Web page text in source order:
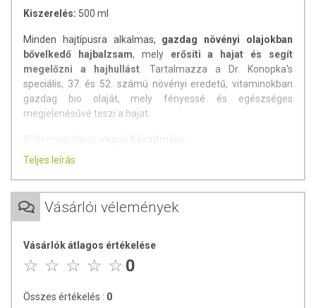
Kiszerelés: 500 ml
Minden hajtípusra alkalmas, gazdag növényi olajokban
bővelkedő hajbalzsam, mely erősíti a hajat és segít
megelőzni a hajhullást . Tartalmazza a Dr. Konopka's
speciális, 37. és 52. számú növényi eredetű, vitaminokban
gazdag bio olaját, mely fényessé és egészséges
megjelenésűvé teszi a hajat.
Dr. Konopka's eredeti, gyógynövényeken alapuló haj- és
bőrápolási receptúrái most a modern technológia
segítségével kelnek életre!
Használata:
eredmény elérése érdekében használja a Dr. Konopka
Hajhullás elleni samponnal és szérummal együtt.
Összetevők:
Aqua, Sodium Coco-Sulfate, Cocamidopropyl
Teljes leírás
Vásárlói vélemények
Vásárlók átlagos értékelése
0
Összes értékelés : 0